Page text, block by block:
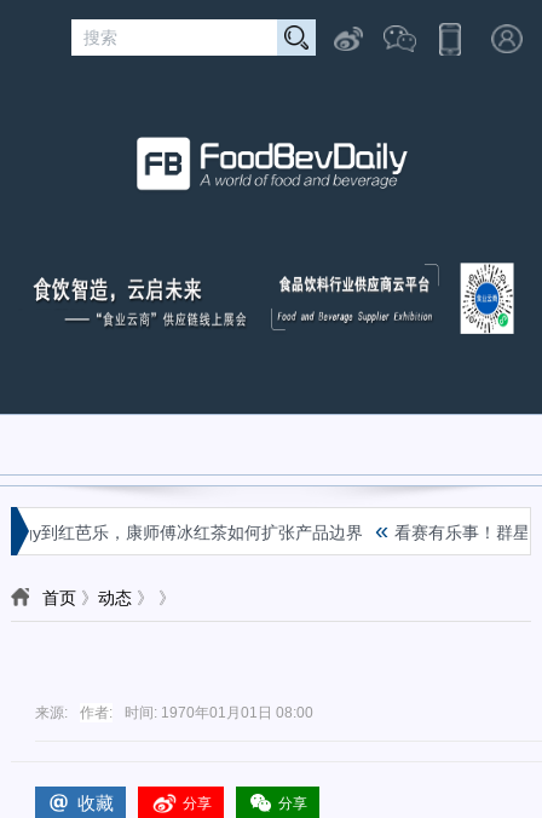
到红芭乐，康师傅冰红茶如何扩张产品边界 « 看赛有乐事！群星齐
首页》 动态》 》
来源: 作者: 时间: 1970年01月01日 08:00
收藏 分享 分享